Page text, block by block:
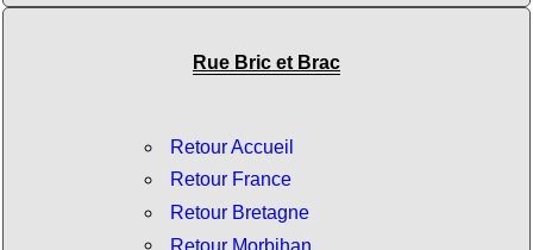
Rue Bric et Brac
Retour Accueil
Retour France
Retour Bretagne
Retour Morbihan